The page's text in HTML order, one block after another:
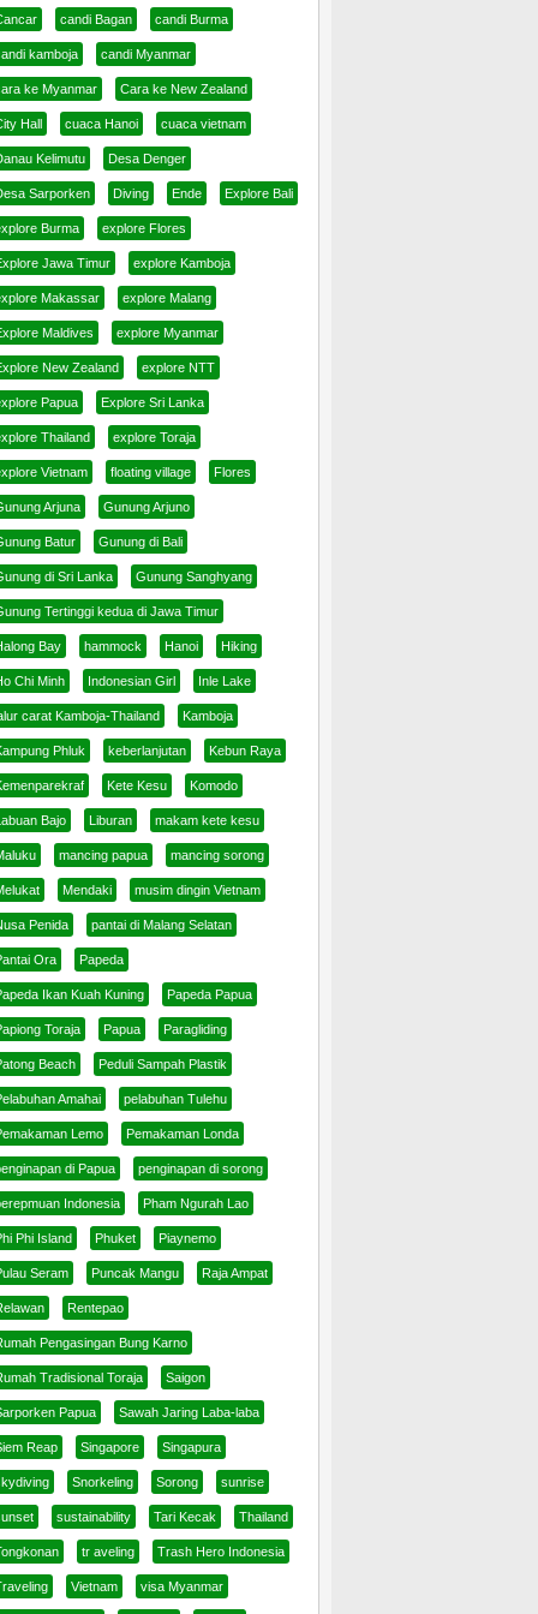
candi Bagan candi Burma
kamboja candi Myanmar
ke Myanmar Cara ke New Zealand
Hall cuaca Hanoi cuaca vietnam
Kelimutu Desa Denger
Sarporken Diving Ende Explore Bali
Burma explore Flores
Jawa Timur explore Kamboja
Makassar explore Malang
Maldives explore Myanmar
New Zealand explore NTT
Papua Explore Sri Lanka
Thailand explore Toraja
Vietnam floating village Flores
Arjuna Gunung Arjuno
Batur Gunung di Bali
di Sri Lanka Gunung Sanghyang
Tertinggi kedua di Jawa Timur
Bay hammock Hanoi Hiking
Chi Minh Indonesian Girl Inle Lake
carat Kamboja-Thailand Kamboja
Phluk keberlanjutan Kebun Raya
Kete Kesu Komodo
Bajo Liburan makam kete kesu
mancing papua mancing sorong
Mendaki musim dingin Vietnam
Penida pantai di Malang Selatan
Ora Papeda
Ikan Kuah Kuning Papeda Papua
Toraja Papua Paragliding
Beach Peduli Sampah Plastik
Amahai pelabuhan Tulehu
Lemo Pemakaman Londa
di Papua penginapan di sorong
Indonesia Pham Ngurah Lao
Phi Island Phuket Piaynemo
Seram Puncak Mangu Raja Ampat
Rentepao
Pengasingan Bung Karno
Tradisional Toraja Saigon
Papua Sawah Jaring Laba-laba
Reap Singapore Singapura
Snorkeling Sorong sunrise
sustainability Tari Kecak Thailand
tr aveling Trash Hero Indonesia
Vietnam visa Myanmar